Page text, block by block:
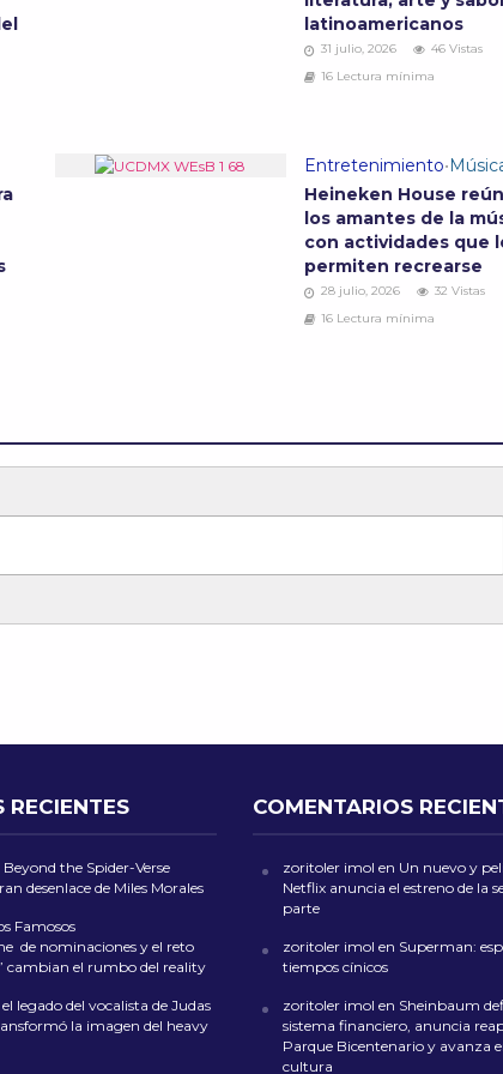
latinoamericanos
31 julio, 2026
46 Vistas
16 Lectura mínima
Entretenimiento•
Heineken House
los amantes de la
con actividades que
permiten recrearse
28 julio, 2026
32 Vistas
16 Lectura mínima
RECIENTES
the Spider-Verse
desenlace de Miles Morales
Famosos
de nominaciones y el reto
cambian el rumbo del reality
legado del vocalista de Judas
la imagen del heavy
COMENTARIOS
zoritoler imol en Un nuevo y
Netflix anuncia el estreno de la
parte
zoritoler imol en Superman:
tiempos cínicos
zoritoler imol en Sheinbaum
sistema financiero, anuncia
Parque Bicentenario y avanza
cultura